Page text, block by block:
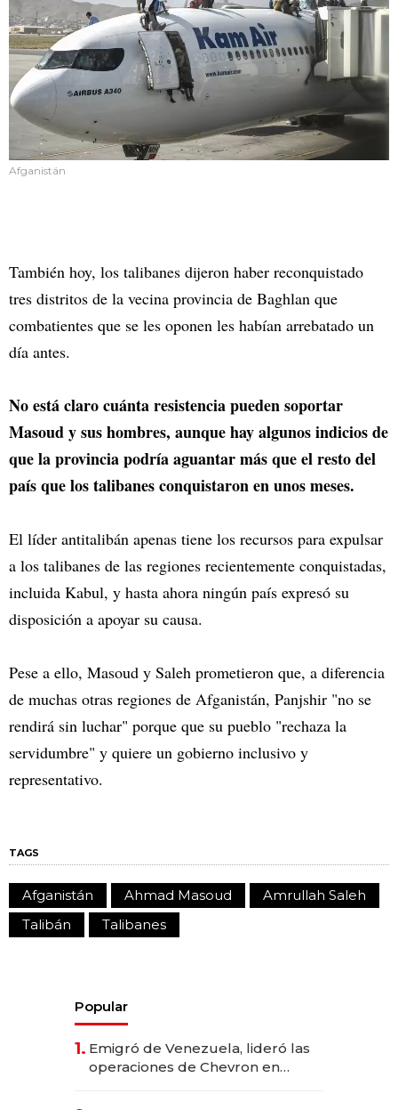
Afganistán
También hoy, los talibanes dijeron haber reconquistado
tres distritos de la vecina provincia de Baghlan que
combatientes que se les oponen les habían arrebatado un
día antes.
No está claro cuánta resistencia pueden soportar
Masoud y sus hombres, aunque hay algunos indicios de
que la provincia podría aguantar más que el resto del
país que los talibanes conquistaron en unos meses.
El líder antitalibán apenas tiene los recursos para expulsar
a los talibanes de las regiones recientemente conquistadas,
incluida Kabul, y hasta ahora ningún país expresó su
disposición a apoyar su causa.
Pese a ello, Masoud y Saleh prometieron que, a diferencia
de muchas otras regiones de Afganistán, Panjshir "no se
rendirá sin luchar" porque que su pueblo "rechaza la
servidumbre" y quiere un gobierno inclusivo y
representativo.
TAGS
Afganistán Ahmad Masoud
Amrullah Saleh
Talibán
Talibanes
Popular
1. Emigró de Venezuela, lideró las
operaciones de Chevron en